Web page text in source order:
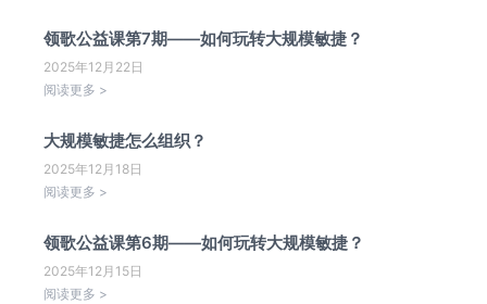
领歌公益课第7期——如何玩转大规模敏捷？
2025年12月22日
阅读更多 >
大规模敏捷怎么组织？
2025年12月18日
阅读更多 >
领歌公益课第6期——如何玩转大规模敏捷？
2025年12月15日
阅读更多 >